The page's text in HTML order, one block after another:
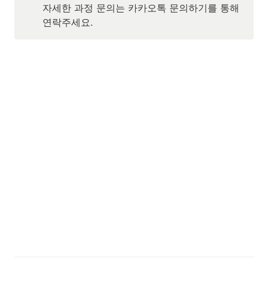
자세한 과정 문의는 카카오톡 문의하기를 통해
연락주세요.